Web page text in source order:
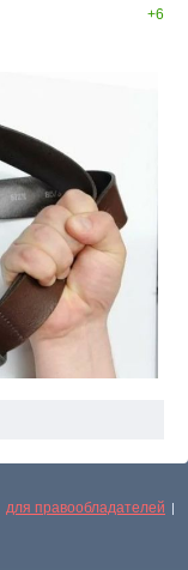
+6
для правообладателей |